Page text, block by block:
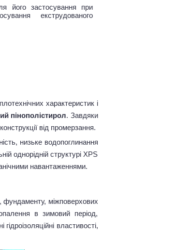
його застосування при
екструдованого
характеристик і
пінополістирол. Завдяки
від промерзання.
низьке водопоглинання
однорідній структурі XPS
навантаженнями.
фундаменту, міжповерхових
в зимовий період,
властивості,